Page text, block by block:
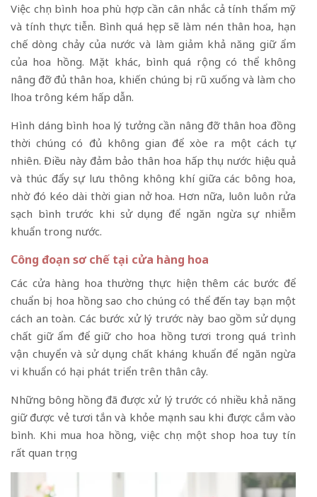
Việc chọn bình hoa phù hợp cần cân nhắc cả tính thẩm mỹ
và tính thực tiễn. Bình quá hẹp sẽ làm nén thân hoa, hạn
chế dòng chảy của nước và làm giảm khả năng giữ ẩm
của hoa hồng. Mặt khác, bình quá rộng có thể không
nâng đỡ đủ thân hoa, khiến chúng bị rũ xuống và làm cho
lhoa trông kém hấp dẫn.
Hình dáng bình hoa lý tưởng cần nâng đỡ thân hoa đồng
thời chúng có đủ không gian để xòe ra một cách tự
nhiên. Điều này đảm bảo thân hoa hấp thụ nước hiệu quả
và thúc đẩy sự lưu thông không khí giữa các bông hoa,
nhờ đó kéo dài thời gian nở hoa. Hơn nữa, luôn luôn rửa
sạch bình trước khi sử dụng để ngăn ngừa sự nhiễm
khuẩn trong nước.
Công đoạn sơ chế tại cửa hàng hoa
Các cửa hàng hoa thường thực hiện thêm các bước để
chuẩn bị hoa hồng sao cho chúng có thể đến tay bạn một
cách an toàn. Các bước xử lý trước này bao gồm sử dụng
chất giữ ẩm để giữ cho hoa hồng tươi trong quá trình
vận chuyển và sử dụng chất kháng khuẩn để ngăn ngừa
vi khuẩn có hại phát triển trên thân cây.
Những bông hồng đã được xử lý trước có nhiều khả năng
giữ được vẻ tươi tắn và khỏe mạnh sau khi được cắm vào
bình. Khi mua hoa hồng, việc chọn một shop hoa tuy tín
rất quan trọng